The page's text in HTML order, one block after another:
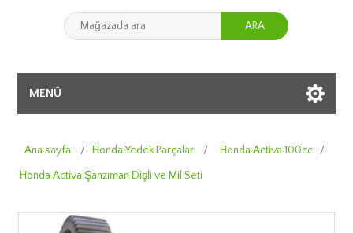
ARA
MENÜ
Ana sayfa / Honda Yedek Parçaları / Honda Activa 100cc
/
Honda Activa Şanzıman Dişli ve Mil Seti